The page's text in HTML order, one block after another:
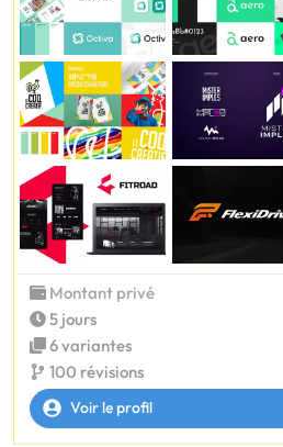
Montant privé
5 jours
6 variantes
100 révisions
Voir le profil